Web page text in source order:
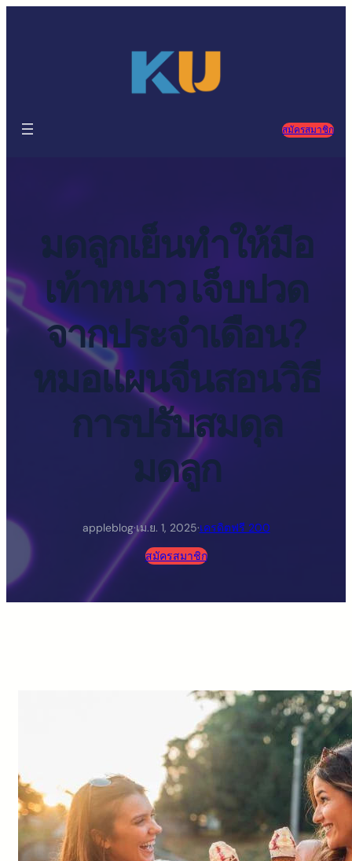
สมัครสมาชิก
มดลูกเย็นทำให้มือ
เท้าหนาว เจ็บปวด
จากประจำเดือน?
หมอแผนจีนสอนวิธี
การปรับสมดุล
มดลูก
appleblog·เม.ย. 1, 2025·เครดิตฟรี 200
สมัครสมาชิก